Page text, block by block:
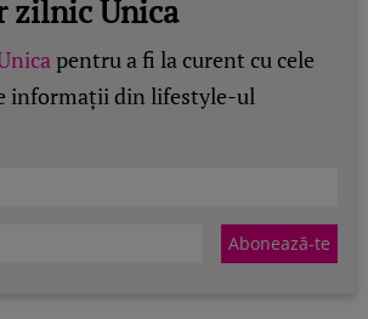
zilnic Unica
pentru a fi la curent cu cele
informații din lifestyle-ul